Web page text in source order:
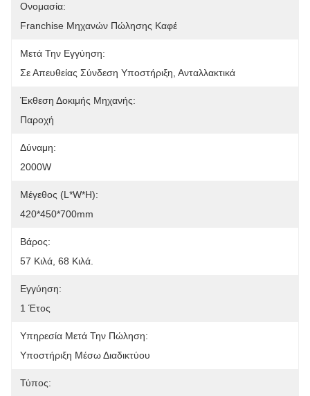
Ονομασία:
Franchise Μηχανών Πώλησης Καφέ
Μετά Την Εγγύηση:
Σε Απευθείας Σύνδεση Υποστήριξη, Ανταλλακτικά
Έκθεση Δοκιμής Μηχανής:
Παροχή
Δύναμη:
2000W
Μέγεθος (L*W*H):
420*450*700mm
Βάρος:
57 Κιλά, 68 Κιλά.
Εγγύηση:
1 Έτος
Υπηρεσία Μετά Την Πώληση:
Υποστήριξη Μέσω Διαδικτύου
Τύπος: